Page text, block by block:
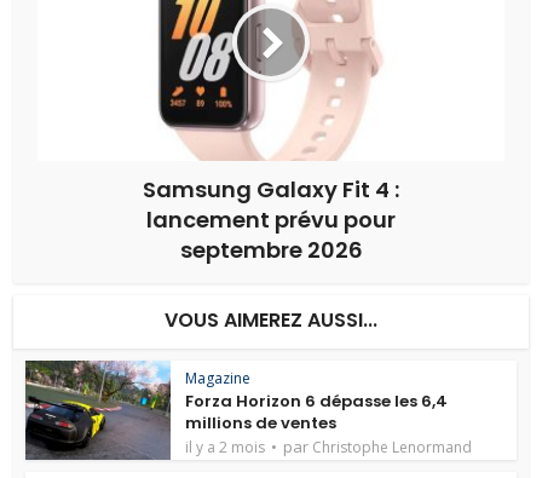
Samsung Galaxy Fit 4 :
lancement prévu pour
septembre 2026
VOUS AIMEREZ AUSSI...
Magazine
Forza Horizon 6 dépasse les 6,4
millions de ventes
il y a 2 mois par Christophe Lenormand